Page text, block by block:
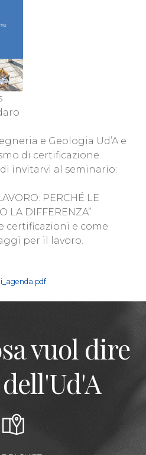
e Geologia Ud’A e
di certificazione
invitarvi al seminario:
PERCHÉ LE
LA DIFFERENZA”
certificazioni e come
per il lavoro.
vuol dire